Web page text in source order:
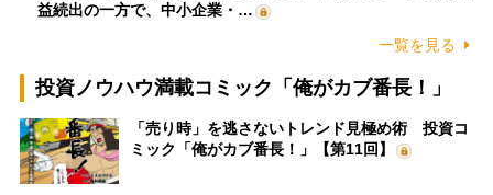
益続出の一方で、中小企業・…
一覧を見る
投資ノウハウ満載コミック「俺がカブ番長！」
「売り時」を逃さないトレンド見極め術 投資コ
ミック「俺がカブ番長！」【第11回】